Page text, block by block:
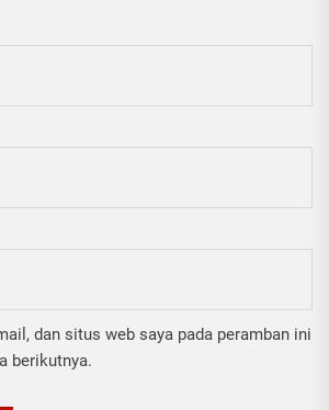
dan situs web saya pada peramban ini
berikutnya.